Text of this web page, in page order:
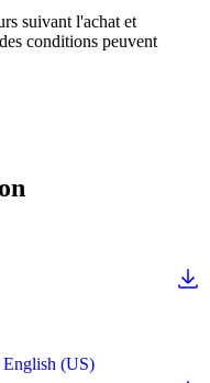
suivant l'achat et
conditions peuvent
English (US)